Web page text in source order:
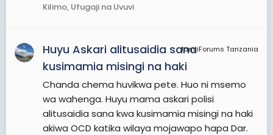
Kilimo, Ufugaji na Uvuvi
JamiiForums Tanzania
Huyu Askari alitusaidia sana
kusimamia misingi na haki
Chanda chema huvikwa pete. Huo ni msemo
wa wahenga. Huyu mama askari polisi
alitusaidia sana kwa kusimamia misingi na haki
akiwa OCD katika wilaya mojawapo hapa Dar.